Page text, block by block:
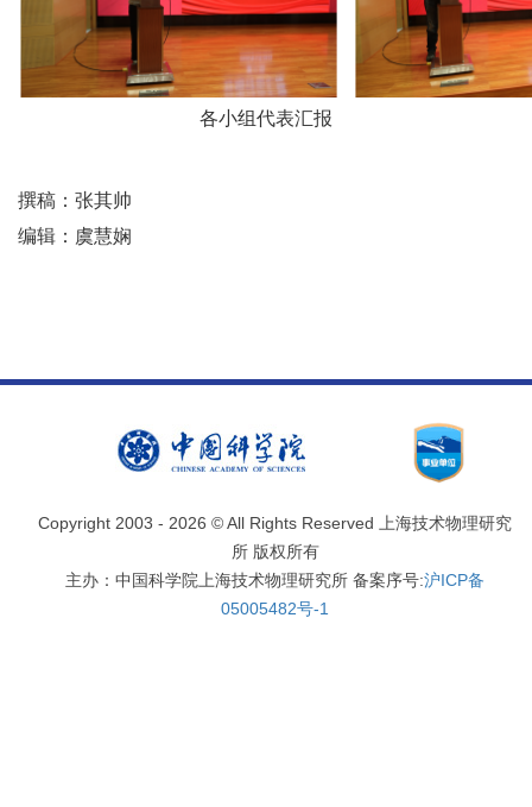
各小组代表汇报
撰稿：张其帅
编辑：虞慧娴
Copyright 2003 - 2026 © All Rights Reserved 上海技术物理研究
所 版权所有
主办：中国科学院上海技术物理研究所 备案序号:沪ICP备
05005482号-1